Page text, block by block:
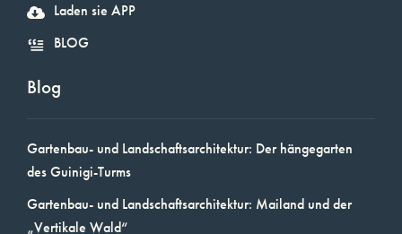
Laden sie APP
BLOG
Blog
Gartenbau- und Landschaftsarchitektur: Der hängegarten
des Guinigi-Turms
Gartenbau- und Landschaftsarchitektur: Mailand und der
„Vertikale Wald“